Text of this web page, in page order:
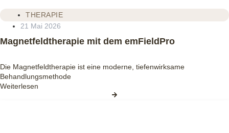
THERAPIE
21 Mai 2026
Magnetfeldtherapie mit dem emFieldPro
Die Magnetfeldtherapie ist eine moderne, tiefenwirksame
Behandlungsmethode
Weiterlesen